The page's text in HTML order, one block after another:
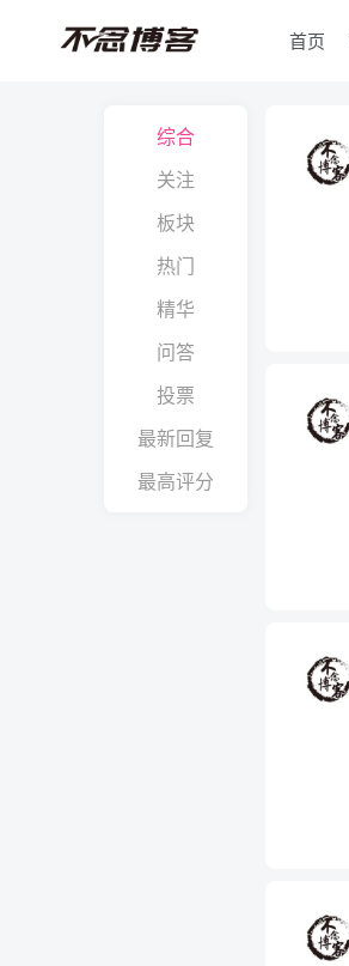
首页
综合
关注
板块
热门
精华
问答
投票
最新回复
最高评分